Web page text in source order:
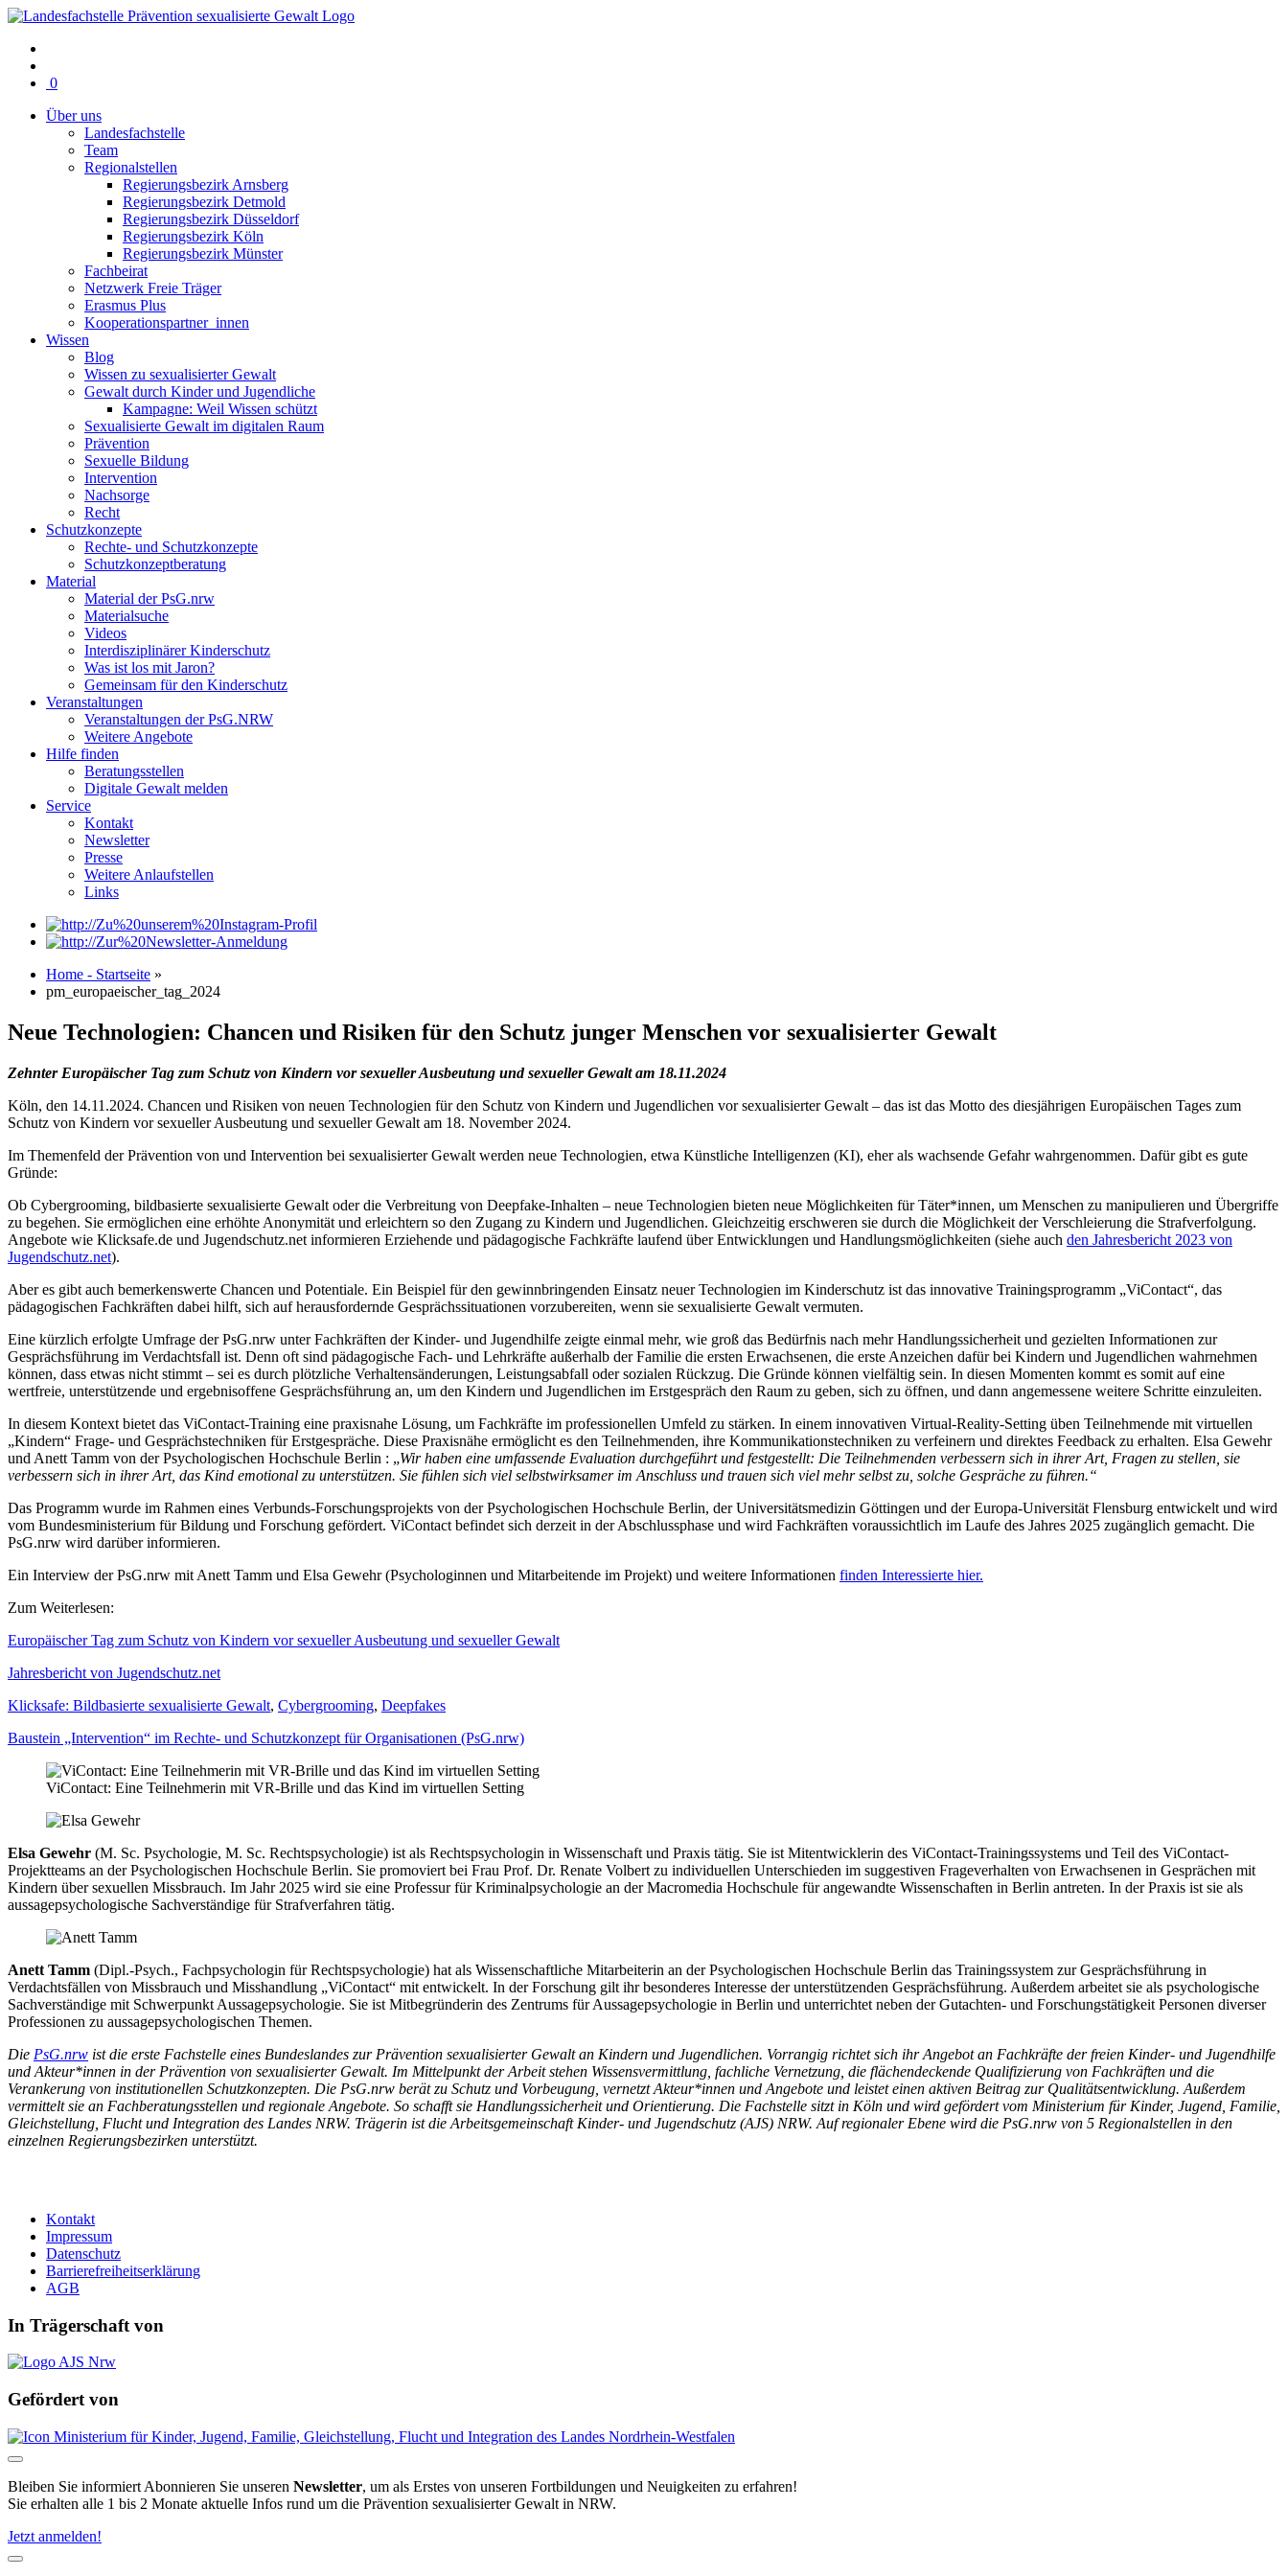
0Warenkorb
0
Artikel(n)
Über uns
Landesfachstelle
Team
Regionalstellen
Regierungsbezirk Arnsberg
Regierungsbezirk Detmold
Regierungsbezirk Düsseldorf
Regierungsbezirk Köln
Regierungsbezirk Münster
Fachbeirat
Netzwerk Freie Träger
Erasmus Plus
Kooperationspartner_innen
Wissen
Blog
Wissen zu sexualisierter Gewalt
Gewalt durch Kinder und Jugendliche
Kampagne: Weil Wissen schützt
Sexualisierte Gewalt im digitalen Raum
Prävention
Sexuelle Bildung
Intervention
Nachsorge
Recht
Schutzkonzepte
Rechte- und Schutzkonzepte
Schutzkonzeptberatung
Material
Material der PsG.nrw
Materialsuche
Videos
Interdisziplinärer Kinderschutz
Was ist los mit Jaron?
Gemeinsam für den Kinderschutz
Veranstaltungen
Veranstaltungen der PsG.NRW
Weitere Angebote
Hilfe finden
Beratungsstellen
Digitale Gewalt melden
Service
Kontakt
Newsletter
Presse
Weitere Anlaufstellen
Links
Home - Startseite »
pm_europaeischer_tag_2024
Neue Technologien: Chancen und Risiken für den Schutz junger Menschen vor sexualisierter Gewalt
Zehnter Europäischer Tag zum Schutz von Kindern vor sexueller Ausbeutung und sexueller Gewalt am 18.11.2024
Köln, den 14.11.2024. Chancen und Risiken von neuen Technologien für den Schutz von Kindern und Jugendlichen vor sexualisierter Gewalt – das ist das Motto des diesjährigen Europäischen Tages zum
Schutz von Kindern vor sexueller Ausbeutung und sexueller Gewalt am 18. November 2024.
Im Themenfeld der Prävention von und Intervention bei sexualisierter Gewalt werden neue Technologien, etwa Künstliche Intelligenzen (KI), eher als wachsende Gefahr wahrgenommen. Dafür gibt es gute
Gründe:
Ob Cybergrooming, bildbasierte sexualisierte Gewalt oder die Verbreitung von Deepfake-Inhalten – neue Technologien bieten neue Möglichkeiten für Täter*innen, um Menschen zu manipulieren und Übergriffe
zu begehen. Sie ermöglichen eine erhöhte Anonymität und erleichtern so den Zugang zu Kindern und Jugendlichen. Gleichzeitig erschweren sie durch die Möglichkeit der Verschleierung die Strafverfolgung.
Angebote wie Klicksafe.de und Jugendschutz.net informieren Erziehende und pädagogische Fachkräfte laufend über Entwicklungen und Handlungsmöglichkeiten (siehe auch den Jahresbericht 2023 von
Jugendschutz.net).
Aber es gibt auch bemerkenswerte Chancen und Potentiale. Ein Beispiel für den gewinnbringenden Einsatz neuer Technologien im Kinderschutz ist das innovative Trainingsprogramm „ViContact“, das
pädagogischen Fachkräften dabei hilft, sich auf herausfordernde Gesprächssituationen vorzubereiten, wenn sie sexualisierte Gewalt vermuten.
Eine kürzlich erfolgte Umfrage der PsG.nrw unter Fachkräften der Kinder- und Jugendhilfe zeigte einmal mehr, wie groß das Bedürfnis nach mehr Handlungssicherheit und gezielten Informationen zur
Gesprächsführung im Verdachtsfall ist. Denn oft sind pädagogische Fach- und Lehrkräfte außerhalb der Familie die ersten Erwachsenen, die erste Anzeichen dafür bei Kindern und Jugendlichen wahrnehmen
können, dass etwas nicht stimmt – sei es durch plötzliche Verhaltensänderungen, Leistungsabfall oder sozialen Rückzug. Die Gründe können vielfältig sein. In diesen Momenten kommt es somit auf eine
wertfreie, unterstützende und ergebnisoffene Gesprächsführung an, um den Kindern und Jugendlichen im Erstgespräch den Raum zu geben, sich zu öffnen, und dann angemessene weitere Schritte einzuleiten.
In diesem Kontext bietet das ViContact-Training eine praxisnahe Lösung, um Fachkräfte im professionellen Umfeld zu stärken. In einem innovativen Virtual-Reality-Setting üben Teilnehmende mit virtuellen
„Kindern“ Frage- und Gesprächstechniken für Erstgespräche. Diese Praxisnähe ermöglicht es den Teilnehmenden, ihre Kommunikationstechniken zu verfeinern und direktes Feedback zu erhalten. Elsa Gewehr
und Anett Tamm von der Psychologischen Hochschule Berlin : „Wir haben eine umfassende Evaluation durchgeführt und festgestellt: Die Teilnehmenden verbessern sich in ihrer Art, Fragen zu stellen, sie
verbessern sich in ihrer Art, das Kind emotional zu unterstützen. Sie fühlen sich viel selbstwirksamer im Anschluss und trauen sich viel mehr selbst zu, solche Gespräche zu führen.“
Das Programm wurde im Rahmen eines Verbunds-Forschungsprojekts von der Psychologischen Hochschule Berlin, der Universitätsmedizin Göttingen und der Europa-Universität Flensburg entwickelt und wird
vom Bundesministerium für Bildung und Forschung gefördert. ViContact befindet sich derzeit in der Abschlussphase und wird Fachkräften voraussichtlich im Laufe des Jahres 2025 zugänglich gemacht. Die
PsG.nrw wird darüber informieren.
Ein Interview der PsG.nrw mit Anett Tamm und Elsa Gewehr (Psychologinnen und Mitarbeitende im Projekt) und weitere Informationen finden Interessierte hier.
Zum Weiterlesen:
Europäischer Tag zum Schutz von Kindern vor sexueller Ausbeutung und sexueller Gewalt
Jahresbericht von Jugendschutz.net
Klicksafe: Bildbasierte sexualisierte Gewalt, Cybergrooming, Deepfakes
Baustein „Intervention“ im Rechte- und Schutzkonzept für Organisationen (PsG.nrw)
ViContact: Eine Teilnehmerin mit VR-Brille und das Kind im virtuellen Setting
Elsa Gewehr (M. Sc. Psychologie, M. Sc. Rechtspsychologie) ist als Rechtspsychologin in Wissenschaft und Praxis tätig. Sie ist Mitentwicklerin des ViContact-Trainingssystems und Teil des ViContact-
Projektteams an der Psychologischen Hochschule Berlin. Sie promoviert bei Frau Prof. Dr. Renate Volbert zu individuellen Unterschieden im suggestiven Frageverhalten von Erwachsenen in Gesprächen mit
Kindern über sexuellen Missbrauch. Im Jahr 2025 wird sie eine Professur für Kriminalpsychologie an der Macromedia Hochschule für angewandte Wissenschaften in Berlin antreten. In der Praxis ist sie als
aussagepsychologische Sachverständige für Strafverfahren tätig.
Anett Tamm (Dipl.-Psych., Fachpsychologin für Rechtspsychologie) hat als Wissenschaftliche Mitarbeiterin an der Psychologischen Hochschule Berlin das Trainingssystem zur Gesprächsführung in
Verdachtsfällen von Missbrauch und Misshandlung „ViContact“ mit entwickelt. In der Forschung gilt ihr besonderes Interesse der unterstützenden Gesprächsführung. Außerdem arbeitet sie als psychologische
Sachverständige mit Schwerpunkt Aussagepsychologie. Sie ist Mitbegründerin des Zentrums für Aussagepsychologie in Berlin und unterrichtet neben der Gutachten- und Forschungstätigkeit Personen diverser
Professionen zu aussagepsychologischen Themen.
Die PsG.nrw ist die erste Fachstelle eines Bundeslandes zur Prävention sexualisierter Gewalt an Kindern und Jugendlichen. Vorrangig richtet sich ihr Angebot an Fachkräfte der freien Kinder- und Jugendhilfe
und Akteur*innen in der Prävention von sexualisierter Gewalt. Im Mittelpunkt der Arbeit stehen Wissensvermittlung, fachliche Vernetzung, die flächendeckende Qualifizierung von Fachkräften und die
Verankerung von institutionellen Schutzkonzepten. Die PsG.nrw berät zu Schutz und Vorbeugung, vernetzt Akteur*innen und Angebote und leistet einen aktiven Beitrag zur Qualitätsentwicklung. Außerdem
vermittelt sie an Fachberatungsstellen und regionale Angebote. So schafft sie Handlungssicherheit und Orientierung. Die Fachstelle sitzt in Köln und wird gefördert vom Ministerium für Kinder, Jugend, Familie,
Gleichstellung, Flucht und Integration des Landes NRW. Trägerin ist die Arbeitsgemeinschaft Kinder- und Jugendschutz (AJS) NRW. Auf regionaler Ebene wird die PsG.nrw von 5 Regionalstellen in den
einzelnen Regierungsbezirken unterstützt.
Kontakt
Impressum
Datenschutz
Barrierefreiheitserklärung
AGB
In Trägerschaft von
Gefördert von
Bleiben Sie informiert Abonnieren Sie unseren Newsletter, um als Erstes von unseren Fortbildungen und Neuigkeiten zu erfahren!
Sie erhalten alle 1 bis 2 Monate aktuelle Infos rund um die Prävention sexualisierter Gewalt in NRW.
Jetzt anmelden!